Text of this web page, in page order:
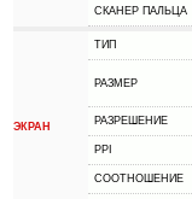
СКАНЕР ПАЛЬЦА
ЭКРАН
ТИП
РАЗМЕР
РАЗРЕШЕНИЕ
PPI
СООТНОШЕНИЕ